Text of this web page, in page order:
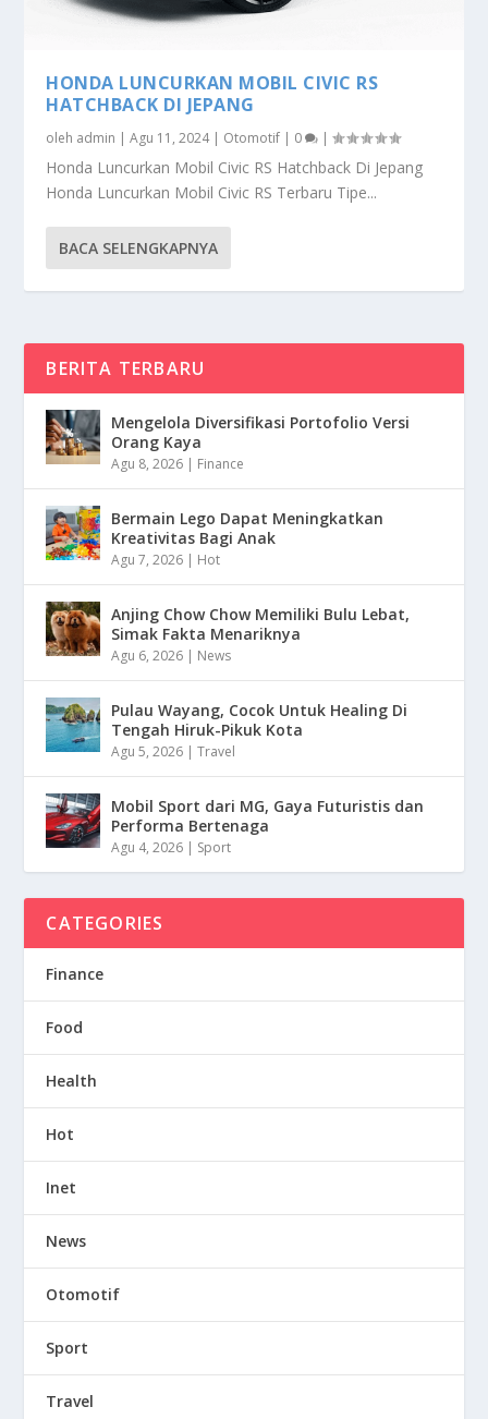
HONDA LUNCURKAN MOBIL CIVIC RS
HATCHBACK DI JEPANG
oleh admin |Agu 11, 2024| Otomotif | 0 |
Honda Luncurkan Mobil Civic RS Hatchback Di Jepang
Honda Luncurkan Mobil Civic RS Terbaru Tipe...
BACA SELENGKAPNYA
BERITA TERBARU
Mengelola Diversifikasi Portofolio Versi
Orang Kaya
Agu 8, 2026 | Finance
Bermain Lego Dapat Meningkatkan
Kreativitas Bagi Anak
Agu 7, 2026 | Hot
Anjing Chow Chow Memiliki Bulu Lebat,
Simak Fakta Menariknya
Agu 6, 2026 | News
Pulau Wayang, Cocok Untuk Healing Di
Tengah Hiruk-Pikuk Kota
Agu 5, 2026 |Travel
Mobil Sport dari MG, Gaya Futuristis dan
Performa Bertenaga
Agu 4, 2026 | Sport
CATEGORIES
Finance
Food
Health
Hot
Inet
News
Otomotif
Sport
Travel